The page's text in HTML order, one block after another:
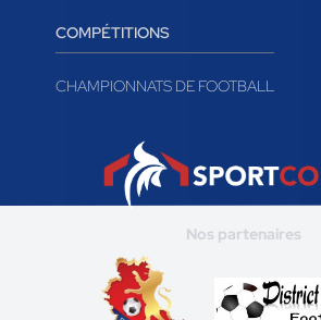
COMPÉTITIONS
CHAMPIONNATS DE FOOTBALL
Nos partenaires